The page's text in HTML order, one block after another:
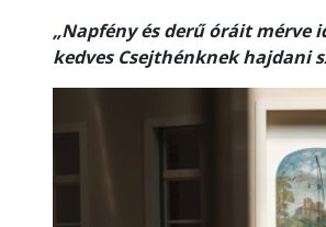
„Napfény és derű óráit mérve
kedves Csejthénknek hajdani